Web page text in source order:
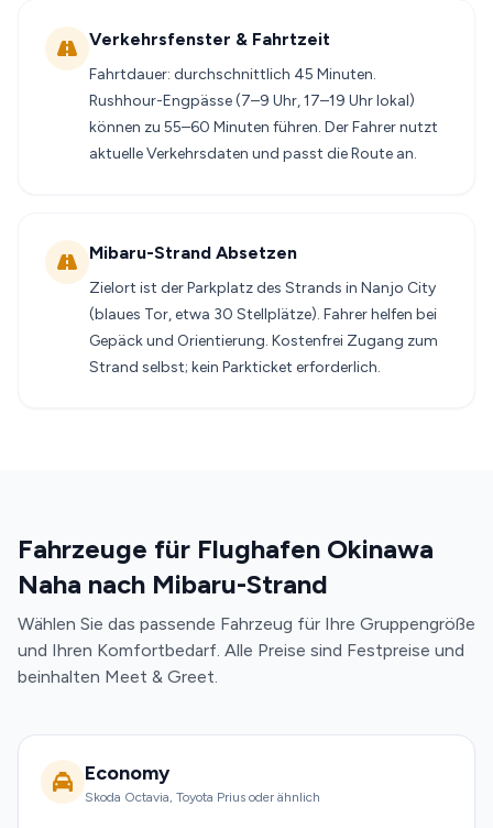
Verkehrsfenster & Fahrtzeit
Fahrtdauer: durchschnittlich 45 Minuten.
Rushhour-Engpässe (7–9 Uhr, 17–19 Uhr lokal)
können zu 55–60 Minuten führen. Der Fahrer nutzt
aktuelle Verkehrsdaten und passt die Route an.
Mibaru-Strand Absetzen
Zielort ist der Parkplatz des Strands in Nanjo City
(blaues Tor, etwa 30 Stellplätze). Fahrer helfen bei
Gepäck und Orientierung. Kostenfrei Zugang zum
Strand selbst; kein Parkticket erforderlich.
Fahrzeuge für Flughafen Okinawa
Naha nach Mibaru-Strand
Wählen Sie das passende Fahrzeug für Ihre Gruppengröße
und Ihren Komfortbedarf. Alle Preise sind Festpreise und
beinhalten Meet & Greet.
Economy
Skoda Octavia, Toyota Prius oder ähnlich